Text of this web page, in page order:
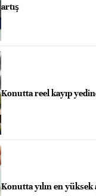
artış
Konutta reel kayıp
Konutta yılın en yüksek